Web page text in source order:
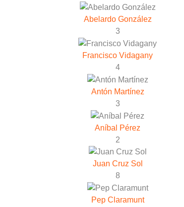
Abelardo González
3
Francisco Vidagany
4
Antón Martínez
3
Aníbal Pérez
2
Juan Cruz Sol
8
Pep Claramunt